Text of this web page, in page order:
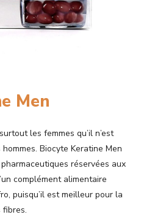
Men
les femmes qu’il n’est
Biocyte Keratine Men
réservées aux
complément alimentaire
puisqu’il est meilleur pour la
fibres.